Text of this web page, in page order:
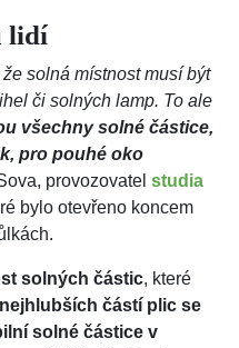
lidí
solná místnost musí být
či solných lamp. To ale
všechny solné částice,
pro pouhé oko
provozovatel studia
bylo otevřeno koncem
solných částic, které
částí plic se
solné částice v